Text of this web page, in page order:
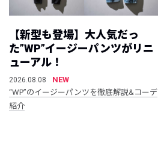
【新型も登場】大人気だっ
た”WP”イージーパンツがリニ
ューアル！
2026.08.08
NEW
“WP”のイージーパンツを徹底解説&コーデ
紹介